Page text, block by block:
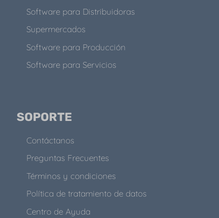
Software para Distribuidoras
Supermercados
Software para Producción
Software para Servicios
SOPORTE
Contáctanos
Preguntas Frecuentes
Términos y condiciones
Política de tratamiento de datos
Centro de Ayuda